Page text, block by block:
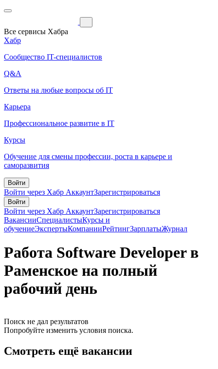
Все сервисы Хабра
Хабр
Сообщество IT-специалистов
Q&A
Ответы на любые вопросы об IT
Карьера
Профессиональное развитие в IT
Курсы
Обучение для смены профессии, роста в карьере и
саморазвития
Войти
Войти через Хабр АккаунтЗарегистрироваться
Войти
Войти через Хабр АккаунтЗарегистрироваться
ВакансииСпециалистыКурсы и
обучениеЭкспертыКомпанииРейтингЗарплатыЖурнал
Работа Software Developer в
Раменское на полный
рабочий день
Поиск не дал результатов
Попробуйте изменить условия поиска.
Смотреть ещё вакансии